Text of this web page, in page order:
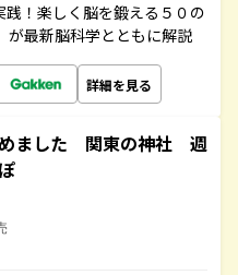
！楽しく脳を鍛える５０の
が最新脳科学とともに解説
詳細を見る
ました 関東の神社 週